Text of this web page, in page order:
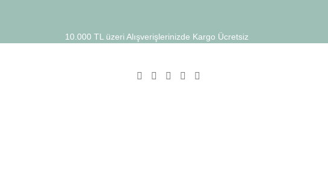
10.000 TL üzeri Alışverişlerinizde Kargo Ücretsiz